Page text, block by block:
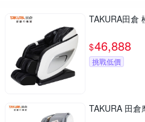
TAKURA田倉
$46,888
挑戰低價
TAKURA 田